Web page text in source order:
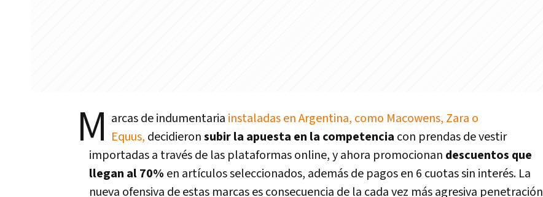
M arcas de indumentaria instaladas en Argentina, como Macowens, Zara o
Equus, decidieronsubir la apuesta en la competencia con prendas de vestir
importadas a través de las plataformas online, y ahora promocionan descuentos que
llegan al 70% en artículos seleccionados, además de pagos en 6 cuotas sin interés. La
nueva ofensiva de estas marcas es consecuencia de la cada vez más agresiva penetración